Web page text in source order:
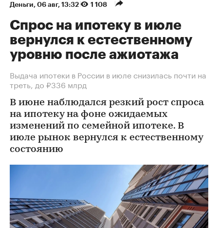
Деньги 06 авг, 13:32 1 108
Спрос на ипотеку в июле
вернулся к естественному
уровню после ажиотажа
Выдача ипотеки в России в июле снизилась почти на
треть, до ₽336 млрд
В июне наблюдался резкий рост спроса
на ипотеку на фоне ожидаемых
изменений по семейной ипотеке. В
июле рынок вернулся к естественному
состоянию